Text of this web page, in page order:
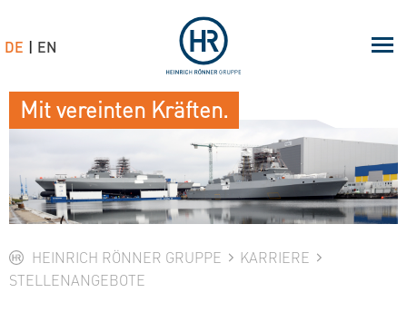
HEINRICH RÖNNER GRUPPE
KARRIERE
STELLENANGEBOTE
Mit vereinten Kräften.
DE EN